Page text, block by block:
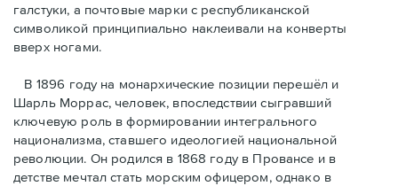
галстуки, а почтовые марки с республиканской
символикой принципиально наклеивали на конверты
вверх ногами.
В 1896 году на монархические позиции перешёл и
Шарль Моррас, человек, впоследствии сыгравший
ключевую роль в формировании интегрального
национализма, ставшего идеологией национальной
революции. Он родился в 1868 году в Провансе и в
детстве мечтал стать морским офицером, однако в